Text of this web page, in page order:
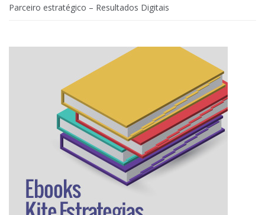
Parceiro estratégico – Resultados Digitais